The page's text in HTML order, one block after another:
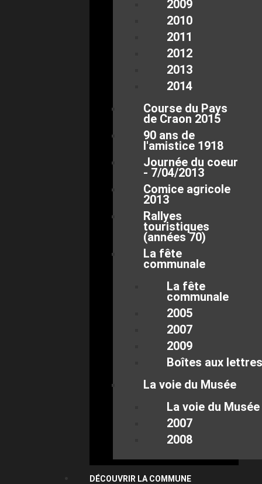
2009
2010
2011
2012
2013
2014
Course du Pays
de Craon 2015
90 ans de
l'amistice 1918
Journée du coeur
- 7/04/2013
Comice agricole
2013
Rallyes
touristiques
(années 70)
La fête
communale
La fête
communale
2005
2007
2009
Boîtes aux lettres
La voie du Musée
La voie du Musée
2007
2008
DÉCOUVRIR LA COMMUNE